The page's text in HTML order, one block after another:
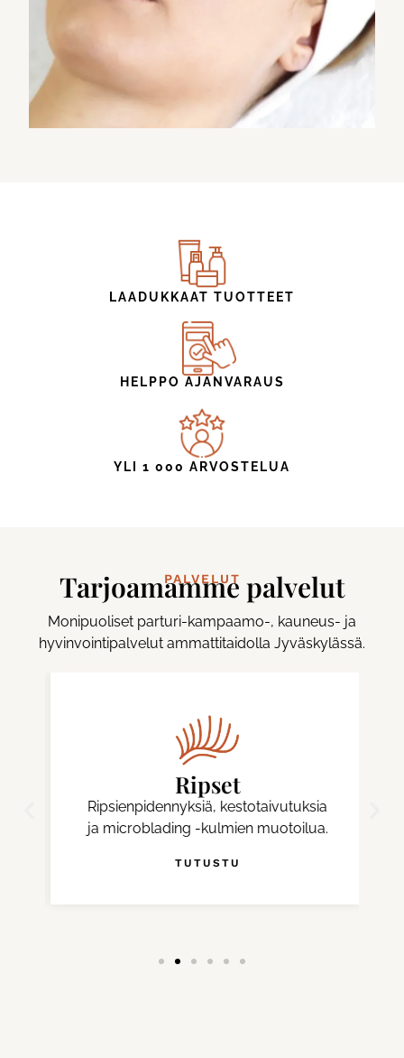
LAADUKKAAT TUOTTEET
HELPPO AJANVARAUS
YLI 1 000 ARVOSTELUA
PALVELUT
Tarjoamamme palvelut
Monipuoliset parturi-kampaamo-, kauneus- ja
hyvinvointipalvelut ammattitaidolla Jyväskylässä.
Ripset
Ripsienpidennyksiä, kestotaivutuksia
ja microblading -kulmien muotoilua.
TUTUSTU